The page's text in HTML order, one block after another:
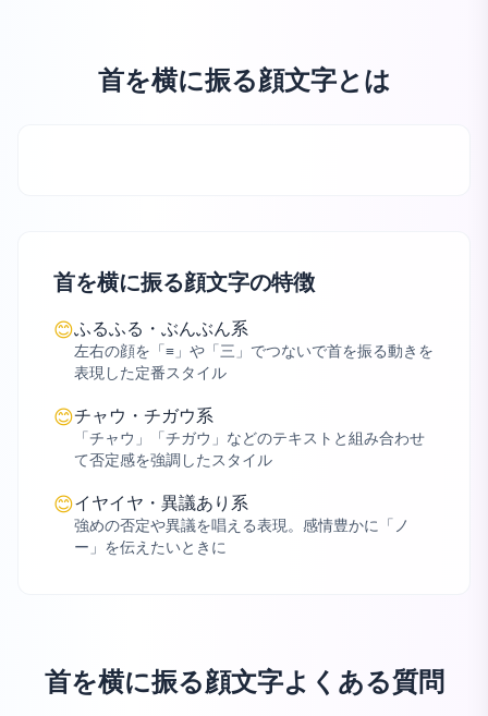
首を横に振る顔文字とは
首を横に振る顔文字の特徴
😊ふるふる・ぶんぶん系
左右の顔を「≡」や「三」でつないで首を振る動きを
表現した定番スタイル
😊チャウ・チガウ系
「チャウ」「チガウ」などのテキストと組み合わせ
て否定感を強調したスタイル
😊イヤイヤ・異議あり系
強めの否定や異議を唱える表現。感情豊かに「ノ
ー」を伝えたいときに
首を横に振る顔文字よくある質問